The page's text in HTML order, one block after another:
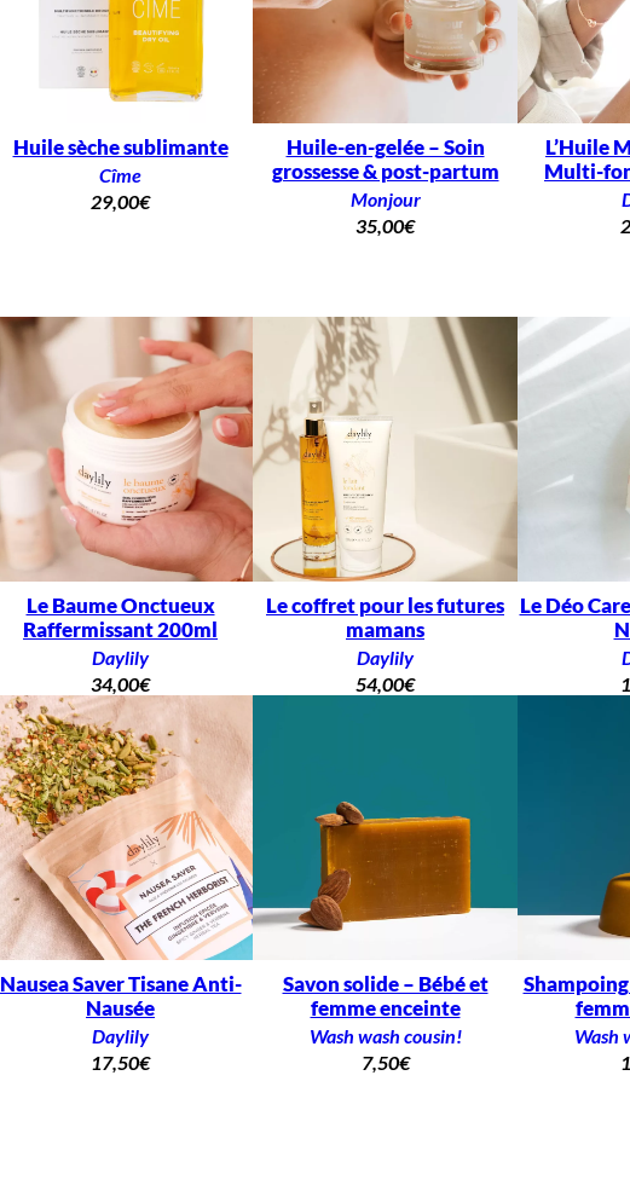
Huile sèche sublimante
Cîme
29,00€
Huile-en-gelée – Soin
grossesse & post-partum
Monjour
35,00€
L’Huile
Multi-
Le Baume Onctueux
Raffermissant 200ml
Daylily
34,00€
Le coffret pour les futures
mamans
Daylily
54,00€
Le Déo
Nausea Saver Tisane Anti-
Nausée
Daylily
17,50€
Savon solide – Bébé et
femme enceinte
Wash wash cousin!
7,50€
Wash